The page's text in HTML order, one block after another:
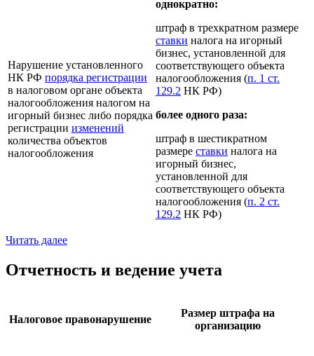
Нарушение установленного
НК РФ порядка регистрации
в налоговом органе объекта
налогообложения налогом на
игорный бизнес либо порядка
регистрации изменений
количества объектов
налогообложения
однократно:
штраф в трехкратном размере
ставки налога на игорный
бизнес, установленной для
соответствующего объекта
налогообложения (п. 1 ст.
129.2 НК РФ)
более одного раза:
штраф в шестикратном
размере ставки налога на
игорный бизнес,
установленной для
соответствующего объекта
налогообложения (п. 2 ст.
129.2 НК РФ)
Читать далее
Отчетность и ведение учета
Налоговое правонарушение
Размер штрафа на
организацию